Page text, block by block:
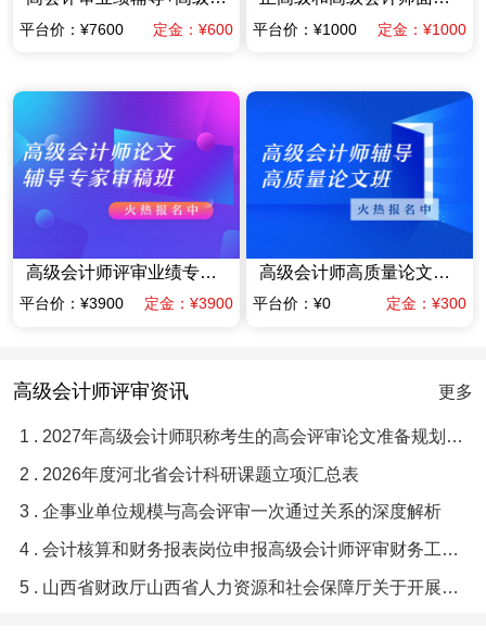
平台价：¥7600 定金：¥600 平台价：¥1000 定金：¥1000
高级会计师评审业绩专家指导班业绩材料提前规划班（含答辩）（限时优惠价格）
平台价：¥3900 定金：¥3900
高级会计师高质量论文辅导班（赠送当年考试辅导课程）
平台价：¥0 定金：¥300
高级会计师评审资讯 更多
1 . 2027年高级会计师职称考生的高会评审论文准备规划指南
2 . 2026年度河北省会计科研课题立项汇总表
3 . 企事业单位规模与高会评审一次通过关系的深度解析
4 . 会计核算和财务报表岗位申报高级会计师评审财务工作业绩梳理提炼优化润色辅导
5 . 山西省财政厅山西省人力资源和社会保障厅关于开展2026年度全省会计系列高级职称评审工作通知